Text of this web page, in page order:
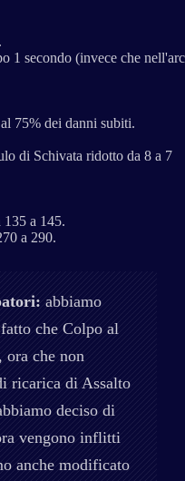
1 secondo (invece che
75% dei danni subiti.
di Schivata ridotto da 8 a 7
a 145.
a 290.
abbiamo
che Colpo al
ora che non
ricarica di Assalto
deciso di
vengono inflitti
anche modificato